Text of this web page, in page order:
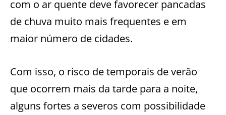
com o ar quente deve favorecer pancadas
de chuva muito mais frequentes e em
maior número de cidades.
Com isso, o risco de temporais de verão
que ocorrem mais da tarde para a noite,
alguns fortes a severos com possibilidade